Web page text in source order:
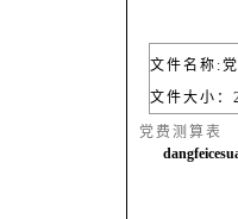
文件名称:
文件大小
党费测算表